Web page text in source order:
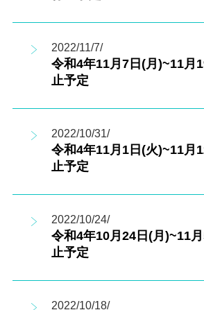
2022/11/7/
令和4年11月7日(月)~11月
止予定
2022/10/31/
令和4年11月1日(火)~11月
止予定
2022/10/24/
令和4年10月24日(月)~11
止予定
2022/10/18/